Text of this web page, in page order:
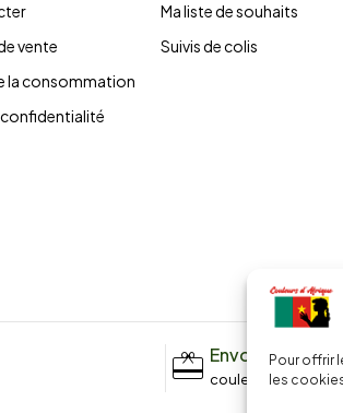
Pour offrir
les
vente
la consommation
Ma liste de souhaits
Suivis de colis
Envoyez un